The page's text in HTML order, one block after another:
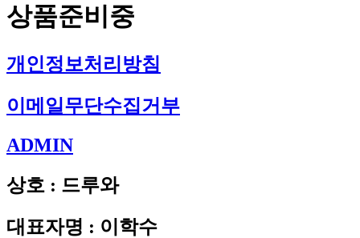
상품준비중
개인정보처리방침
이메일무단수집거부
ADMIN
상호 : 드루와
대표자명 : 이학수